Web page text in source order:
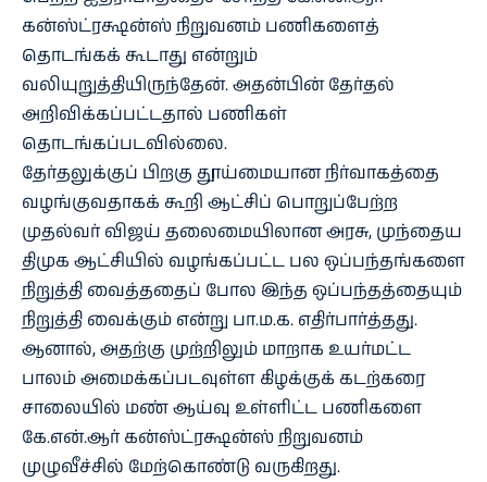
கன்ஸ்ட்ரக்ஷன்ஸ் நிறுவனம் பணிகளைத்
தொடங்கக் கூடாது என்றும்
வலியுறுத்தியிருந்தேன். அதன்பின் தேர்தல்
அறிவிக்கப்பட்டதால் பணிகள்
தொடங்கப்படவில்லை.
தேர்தலுக்குப் பிறகு தூய்மையான நிர்வாகத்தை
வழங்குவதாகக் கூறி ஆட்சிப் பொறுப்பேற்ற
முதல்வர் விஜய் தலைமையிலான அரசு, முந்தைய
திமுக ஆட்சியில் வழங்கப்பட்ட பல ஒப்பந்தங்களை
நிறுத்தி வைத்ததைப் போல இந்த ஒப்பந்தத்தையும்
நிறுத்தி வைக்கும் என்று பா.ம.க. எதிர்பார்த்தது.
ஆனால், அதற்கு முற்றிலும் மாறாக உயர்மட்ட
பாலம் அமைக்கப்படவுள்ள கிழக்குக் கடற்கரை
சாலையில் மண் ஆய்வு உள்ளிட்ட பணிகளை
கே.என்.ஆர் கன்ஸ்ட்ரக்ஷன்ஸ் நிறுவனம்
முழுவீச்சில் மேற்கொண்டு வருகிறது.